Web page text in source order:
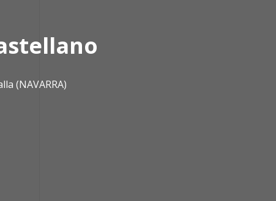
(NAVARRA)